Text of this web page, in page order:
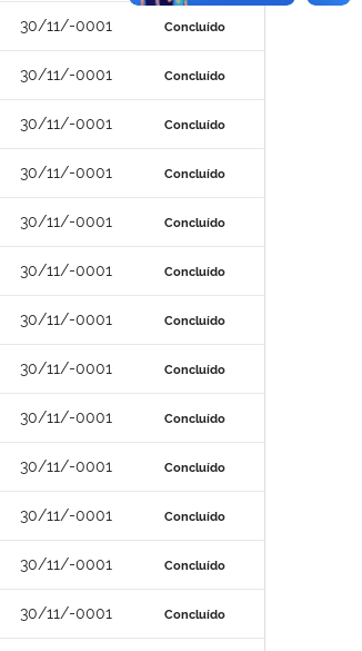
30/11/-0001 Concluído
30/11/-0001 Concluído
30/11/-0001 Concluído
30/11/-0001 Concluído
30/11/-0001 Concluído
30/11/-0001 Concluído
30/11/-0001 Concluído
30/11/-0001 Concluído
30/11/-0001 Concluído
30/11/-0001 Concluído
30/11/-0001 Concluído
30/11/-0001 Concluído
30/11/-0001 Concluído